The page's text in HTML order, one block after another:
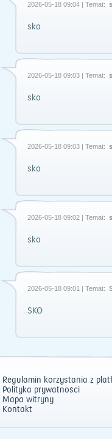
2026-05-18 09:04 | Temat:
sko
2026-05-18 09:03 | Temat:
sko
2026-05-18 09:03 | Temat:
sko
2026-05-18 09:02 | Temat:
sko
2026-05-18 09:01 | Temat:
SKO
Regulamin korzystania z
Polityka prywatności
Mapa witryny
Kontakt